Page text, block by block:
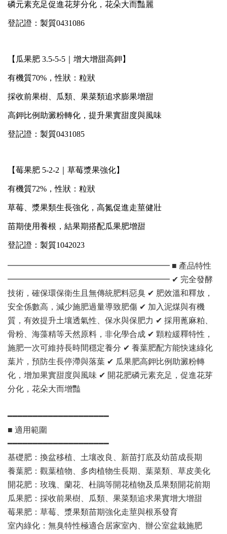
磷元素充足促進花芽分化，花朵大而豔麗
登記證：製質0431086
【瓜果肥 3.5-5-5｜增大增甜高鉀】
有機質70%，性狀：粒狀
採收前果樹、瓜類、果菜類追求膨果增甜
高鉀比例助澱粉轉化，提升果實甜度與風味
登記證：製質0431085
【莓果肥 5-2-2｜草莓漿果強化】
有機質72%，性狀：粒狀
草莓、漿果類生長強化，高氮促進走莖健壯
苗期使用養根，結果期搭配瓜果肥增甜
登記證：製質1042023
━━━━━━━━━━━━━━━━━━━━ ■ 產品特性
━━━━━━━━━━━━━━━━━━━━ ✔ 完全發酵
技術，確保環保衛生且無傳統肥料惡臭 ✔ 肥效溫和釋放，
安全係數高，減少施肥過量導致肥傷 ✔ 加入泥煤與有機
質，有效提升土壤透氣性、保水與保肥力 ✔ 採用蓖麻粕、
骨粉、海藻精等天然原料，非化學合成 ✔ 顆粒緩釋特性，
施肥一次可維持長時間穩定養分 ✔ 養葉肥配方能快速綠化
葉片，預防生長停滯與落葉 ✔ 瓜果肥高鉀比例助澱粉轉
化，增加果實甜度與風味 ✔ 開花肥磷元素充足，促進花芽
分化，花朵大而增豔
━━━━━━━━━━━━━━━━━━━━
■ 適用範圍
━━━━━━━━━━━━━━━━━━━━
基礎肥：換盆移植、土壤改良、新苗打底及幼苗成長期
養葉肥：觀葉植物、多肉植物生長期、葉菜類、草皮美化
開花肥：玫瑰、蘭花、杜鵑等開花植物及瓜果類開花前期
瓜果肥：採收前果樹、瓜類、果菜類追求果實增大增甜
莓果肥：草莓、漿果類苗期強化走莖與根系發育
室內綠化：無臭特性極適合居家室內、辦公室盆栽施肥